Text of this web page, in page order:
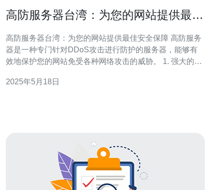
高防服务器台湾：为您的网站提供最佳
高防服务器台湾：为您的网站提供最佳安全保障 高防服务
器是一种专门针对DDoS攻击进行防护的服务器，能够有
效地保护您的网站免受各种网络攻击的威胁。 1. 强大的防
统，能够有效地抵御大规模的攻击。 2. 稳定的性能：高防
2025年5月18日